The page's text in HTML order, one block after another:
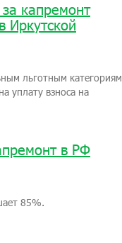
капремонт
Иркутской
льготным категориям
уплату взноса на
в РФ
85%.